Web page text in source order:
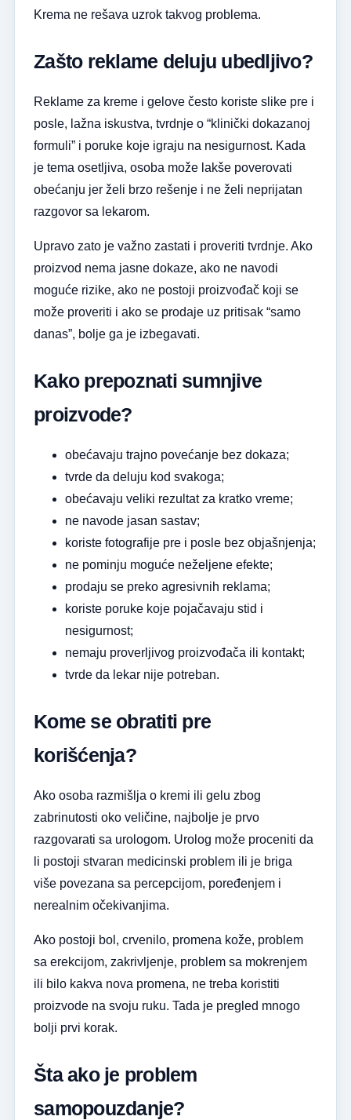
Krema ne rešava uzrok takvog problema.
Zašto reklame deluju ubedljivo?
Reklame za kreme i gelove često koriste slike pre i
posle, lažna iskustva, tvrdnje o “klinički dokazanoj
formuli” i poruke koje igraju na nesigurnost. Kada
je tema osetljiva, osoba može lakše poverovati
obećanju jer želi brzo rešenje i ne želi neprijatan
razgovor sa lekarom.
Upravo zato je važno zastati i proveriti tvrdnje. Ako
proizvod nema jasne dokaze, ako ne navodi
moguće rizike, ako ne postoji proizvođač koji se
može proveriti i ako se prodaje uz pritisak “samo
danas”, bolje ga je izbegavati.
Kako prepoznati sumnjive
proizvode?
obećavaju trajno povećanje bez dokaza;
tvrde da deluju kod svakoga;
obećavaju veliki rezultat za kratko vreme;
ne navode jasan sastav;
koriste fotografije pre i posle bez objašnjenja;
ne pominju moguće neželjene efekte;
prodaju se preko agresivnih reklama;
koriste poruke koje pojačavaju stid i
nesigurnost;
nemaju proverljivog proizvođača ili kontakt;
tvrde da lekar nije potreban.
Kome se obratiti pre
korišćenja?
Ako osoba razmišlja o kremi ili gelu zbog
zabrinutosti oko veličine, najbolje je prvo
razgovarati sa urologom. Urolog može proceniti da
li postoji stvaran medicinski problem ili je briga
više povezana sa percepcijom, poređenjem i
nerealnim očekivanjima.
Ako postoji bol, crvenilo, promena kože, problem
sa erekcijom, zakrivljenje, problem sa mokrenjem
ili bilo kakva nova promena, ne treba koristiti
proizvode na svoju ruku. Tada je pregled mnogo
bolji prvi korak.
Šta ako je problem
samopouzdanje?